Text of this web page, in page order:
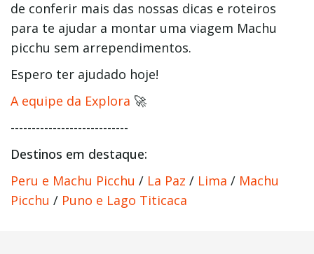
de conferir mais das nossas dicas e roteiros
para te ajudar a montar uma viagem Machu
picchu sem arrependimentos.
Espero ter ajudado hoje!
A equipe da Explora 🚀
----------------------------
Destinos em destaque:
Peru e Machu Picchu / La Paz / Lima / Machu
Picchu / Puno e Lago Titicaca